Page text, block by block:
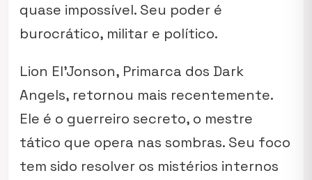
quase impossível. Seu poder é
burocrático, militar e político.
Lion El’Jonson, Primarca dos Dark
Angels, retornou mais recentemente.
Ele é o guerreiro secreto, o mestre
tático que opera nas sombras. Seu foco
tem sido resolver os mistérios internos